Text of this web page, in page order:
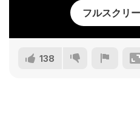
フルスクリ
138